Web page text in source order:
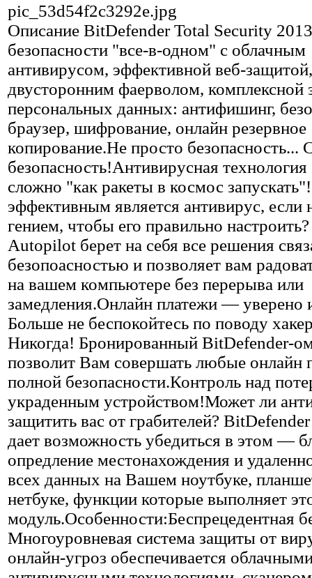
pic_53d54f2c3292e.jpg
Описание BitDefender Total Security
безопасности "все-в-одном" с облачным
антивирусом, эффективной веб-защитой,
двусторонним фаерволом, комплексной
персональных данных: антифишинг,
браузер, шифрование, онлайн резервное
копирование.Не просто безопасность...
безопасность!Антивирусная технология
сложно "как ракеты в космос
эффективным является антивирус, если
гением, чтобы его правильно
Autopilot берет на себя все решения
безопоасностью и позволяет вам
на вашем компьютере без перерыва или
замедления.Онлайн платежи — уверено
Больше не беспокойтесь по поводу
Никогда! Бронированный BitDefender-
позволит Вам совершать любые онлайн
полной безопасности.Контроль над
украденным устройством!Может ли
защитить вас от грабителей?
дает возможность убедиться в этом —
опредление местонахождения и
всех данных на Вашем ноутбуке,
нетбуке, функции которые выполняет
модуль.Особенности:Беспрецедентная
Многоуровневая система защиты от
онлайн-угроз обеспечивается